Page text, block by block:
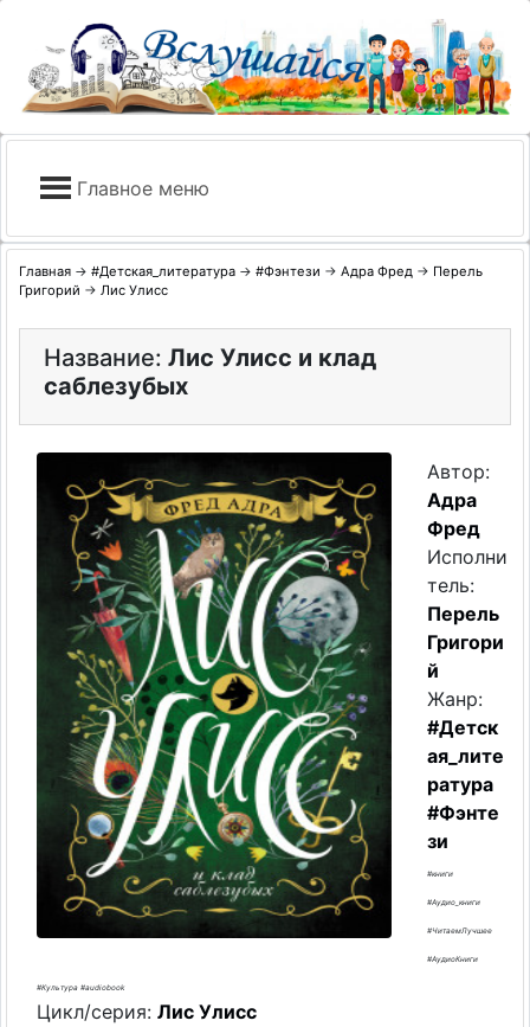
content
Главное меню
Главная → #Детская_литература → #Фэнтези → Адра Фред → Перель
Григорий → Лис Улисс
Название: Лис Улисс и клад
саблезубых
Автор:
Адра
Фред
Исполни
тель:
Перель
Григори
й
Жанр:
#Детск
ая_лите
ратура
#Фэнте
зи
#книги
#Аудио_книги
#ЧитаемЛучшее
#АудиоКниги
#Культура #audiobook
Цикл/серия: Лис Улисс